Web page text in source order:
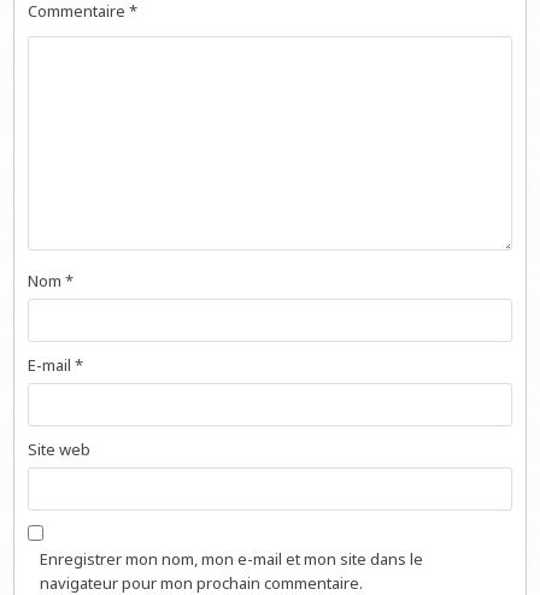
Commentaire*
Nom*
E-mail*
Site web
Enregistrer mon nom, mon e-mail et mon site dans le
navigateur pour mon prochain commentaire.